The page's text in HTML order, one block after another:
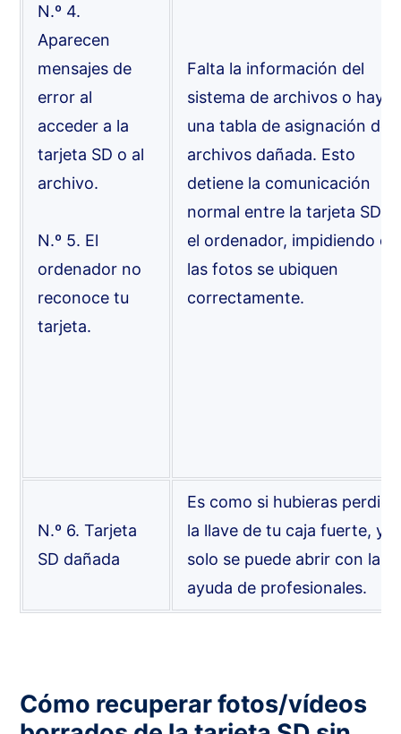
N.º 4.
Aparecen
mensajes de
error al
acceder a la
tarjeta SD o al
archivo.
N.º 5. El
ordenador no
reconoce tu
tarjeta.
Falta la información del
sistema de archivos o hay
una tabla de asignación de
archivos dañada. Esto
detiene la comunicación
normal entre la tarjeta SD y
el ordenador, impidiendo
las fotos se ubiquen
correctamente.
N.º 6. Tarjeta
SD dañada
Es como si hubieras perdido
la llave de tu caja fuerte, y
solo se puede abrir con la
ayuda de profesionales.
Cómo recuperar fotos/vídeos